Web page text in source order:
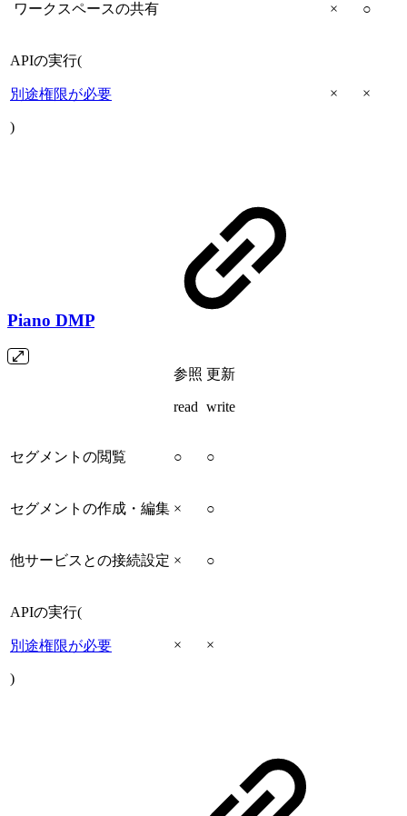
ワークスペースの共有 × ○
APIの実行(
別途権限が必要
)
× ×
Piano DMP
参照
read
更新
write
セグメントの閲覧 ○ ○
セグメントの作成・編集 × ○
他サービスとの接続設定 × ○
APIの実行(
別途権限が必要
)
× ×